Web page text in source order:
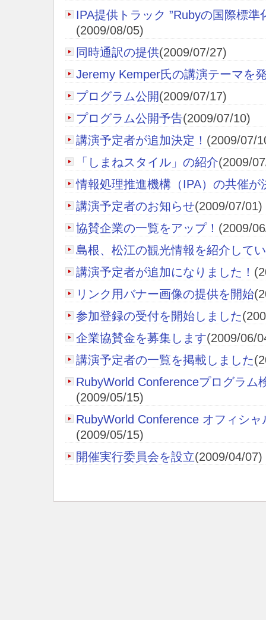
IPA提供トラック ”Rubyの国際標準
(2009/08/05)
同時通訳の提供(2009/07/27)
Jeremy Kemper氏の講演テーマを
プログラム公開(2009/07/17)
プログラム公開予告(2009/07/10)
講演予定者が追加決定！ (2009/07/
「しまねスタイル」の紹介(2009/
情報処理推進機構（IPA）の共催が
講演予定者のお知らせ(2009/07/01)
協賛企業の一覧をアップ！ (2009/
島根、松江の観光情報を紹介して
講演予定者が追加になりました！
リンク用バナー画像の提供を開始
参加登録の受付を開始しました
企業協賛金を募集します(2009/06/
講演予定者の一覧を掲載しました
RubyWorld Conferenceプログラム
(2009/05/15)
RubyWorld Conference オフィシ
(2009/05/15)
開催実行委員会を設立(2009/04/07)